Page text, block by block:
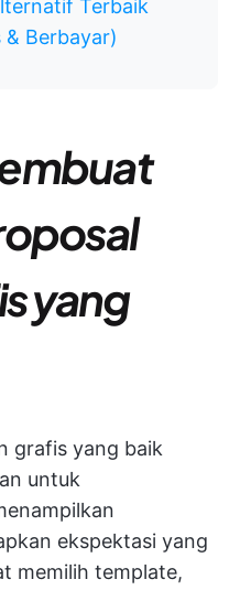
Terbaik
Berbayar)
yang
grafis yang baik
untuk
ekspektasi yang
memilih template,